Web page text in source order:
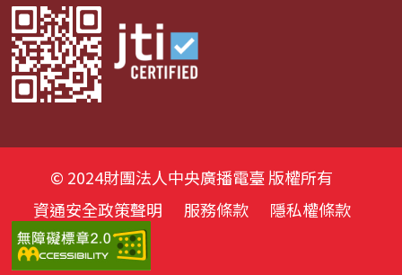
© 2024財團法人中央廣播電臺 版權所有
資通安全政策聲明
服務條款 隱私權條款